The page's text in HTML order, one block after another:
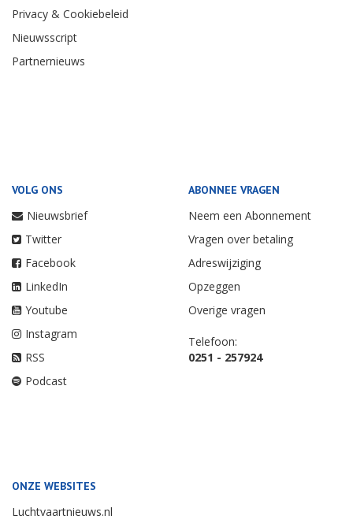
Privacy & Cookiebeleid
Nieuwsscript
Partnernieuws
VOLG ONS
Nieuwsbrief
Twitter
Facebook
LinkedIn
Youtube
Instagram
RSS
Podcast
ABONNEE VRAGEN
Neem een Abonnement
Vragen over betaling
Adreswijziging
Opzeggen
Overige vragen
Telefoon:
0251 - 257924
ONZE WEBSITES
Luchtvaartnieuws.nl